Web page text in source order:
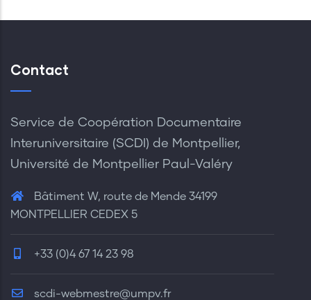
Contact
Service de Coopération Documentaire
Interuniversitaire (SCDI) de Montpellier,
Université de Montpellier Paul-Valéry
Bâtiment W, route de Mende 34199
MONTPELLIER CEDEX 5
+33 (0)4 67 14 23 98
scdi-webmestre@umpv.fr